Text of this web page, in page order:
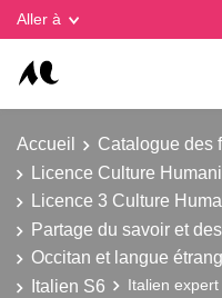
Aller à
Accueil Catalogue des
Licence Culture
Licence 3 Culture
Partage du savoir et
Occitan et langue
Italien S6
Italien
Gestion des cookies